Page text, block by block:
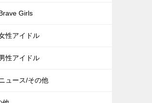
Girls
性アイドル
性アイドル
ュース/その他